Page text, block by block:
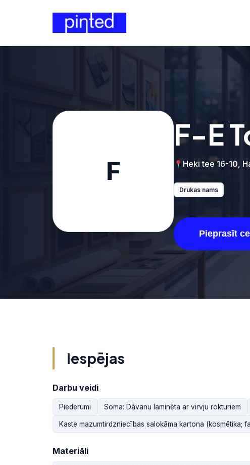
F
F-E
Heki tee 16-10,
Drukas nams
Pieprasīt
Iespējas
Darbu veidi
Piederumi Soma: Dāvanu laminēta ar virvju rokturiem
Kaste mazumtirdzniecības salokāma kartona (kosmētika;
Materiāli